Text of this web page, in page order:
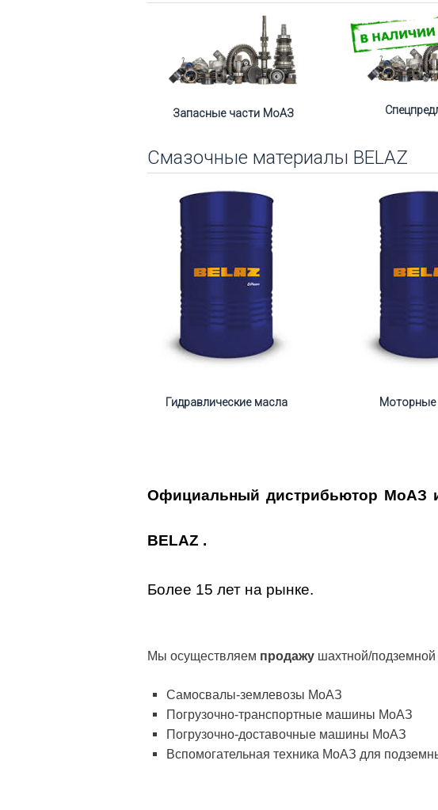
Запасные части МоАЗ
Смазочные материалы BELAZ
Гидравлические масла Моторные
Официальный дистрибьютор МоАЗ
BELAZ .
Более 15 лет на рынке.
Мы осуществляем продажу шахтной/
Самосвалы-землевозы МоАЗ
Погрузочно-транспортные машины МоАЗ
Погрузочно-доставочные машины МоАЗ
Вспомогательная техника МоАЗ для